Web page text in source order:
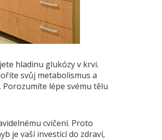
hladinu glukózy v krvi.
svůj metabolismus a
lépe svému tělu
cvičení. Proto
je vaší investicí do zdraví,